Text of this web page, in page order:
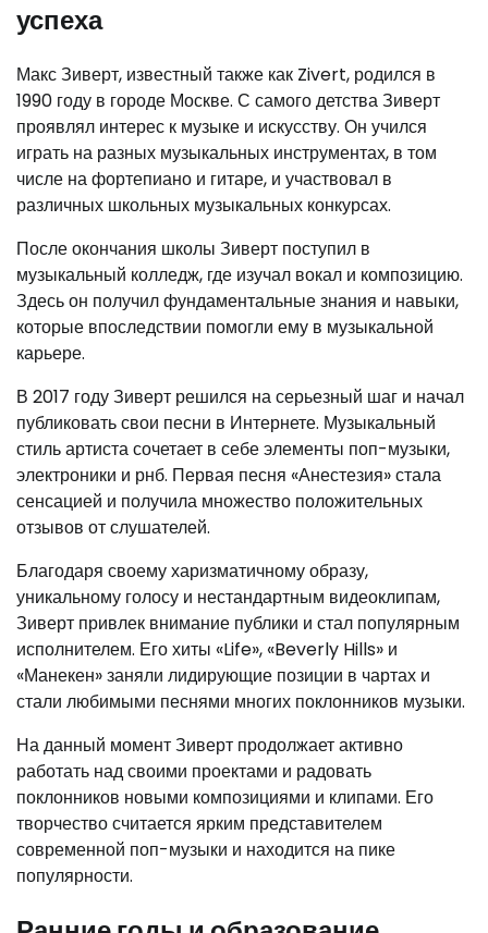
успеха
Макс Зиверт, известный также как Zivert, родился в
1990 году в городе Москве. С самого детства Зиверт
проявлял интерес к музыке и искусству. Он учился
играть на разных музыкальных инструментах, в том
числе на фортепиано и гитаре, и участвовал в
различных школьных музыкальных конкурсах.
После окончания школы Зиверт поступил в
музыкальный колледж, где изучал вокал и композицию.
Здесь он получил фундаментальные знания и навыки,
которые впоследствии помогли ему в музыкальной
карьере.
В 2017 году Зиверт решился на серьезный шаг и начал
публиковать свои песни в Интернете. Музыкальный
стиль артиста сочетает в себе элементы поп-музыки,
электроники и рнб. Первая песня «Анестезия» стала
сенсацией и получила множество положительных
отзывов от слушателей.
Благодаря своему харизматичному образу,
уникальному голосу и нестандартным видеоклипам,
Зиверт привлек внимание публики и стал популярным
исполнителем. Его хиты «Life», «Beverly Hills» и
«Манекен» заняли лидирующие позиции в чартах и
стали любимыми песнями многих поклонников музыки.
На данный момент Зиверт продолжает активно
работать над своими проектами и радовать
поклонников новыми композициями и клипами. Его
творчество считается ярким представителем
современной поп-музыки и находится на пике
популярности.